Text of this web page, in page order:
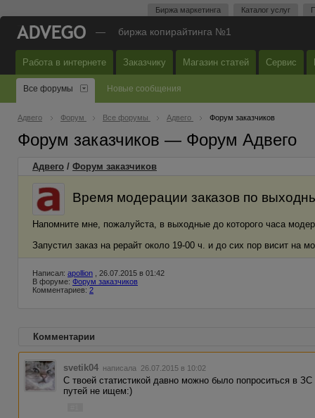
Биржа маркетинга Каталог услуг
— биржа копирайтинга №1
Работа в интернете Заказчику Магазин статей Сервис
Все форумы Новые сообщения
Адвего Форум Все форумы Адвего Форум заказчиков
Форум заказчиков — Форум Адвего
Адвего / Форум заказчиков
Время модерации заказов по
Напомните мне, пожалуйста, в выходные до которого часа
Запустил заказ на рерайт около 19-00 ч. и до сих пор висит на
Написал: apollion , 26.07.2015 в 01:42
В форуме: Форум заказчиков
Комментариев: 2
Комментарии
svetik04 написала 26.07.2015 в 10:02
С твоей статистикой давно можно было попроситься в
путей не ищем:)